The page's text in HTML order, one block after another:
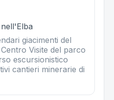
giacimenti del
Visite del parco
escursionistico
cantieri minerarie di